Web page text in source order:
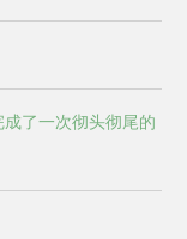
了一次彻头彻尾的